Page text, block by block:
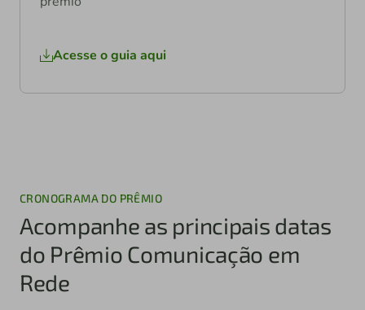
Acesse o guia aqui
CRONOGRAMA DO PRÊMIO
Acompanhe as principais datas
do Prêmio Comunicação em
Rede